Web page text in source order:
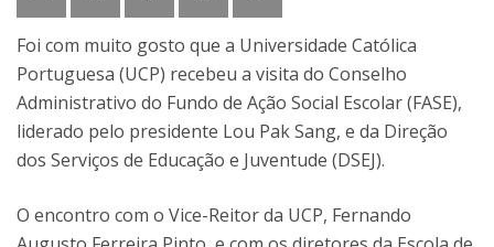
Foi com muito gosto que a Universidade Católica
Portuguesa (UCP) recebeu a visita do Conselho
Administrativo do Fundo de Ação Social Escolar (FASE),
liderado pelo presidente Lou Pak Sang, e da Direção
dos Serviços de Educação e Juventude (DSEJ).
O encontro com o Vice-Reitor da UCP, Fernando